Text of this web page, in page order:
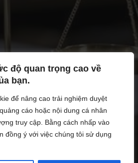
độ quan trọng cao về
bạn.
để nâng cao trải nghiệm duyệt
cáo hoặc nội dung cá nhân
truy cập. Bằng cách nhấp vào
đồng ý với việc chúng tôi sử dụng